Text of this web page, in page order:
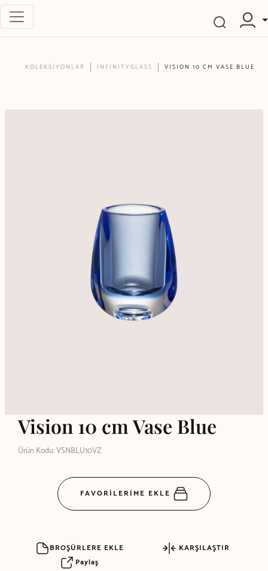
KOLEKSİYONLAR INFINITYGLASS VISION 10 CM VASE BLUE
Vision 10 cm Vase Blue
Ürün Kodu: VSNBLU10VZ
FAVORİLERİME EKLE
BROŞÜRLERE EKLE
KARŞILAŞTIR
Paylaş